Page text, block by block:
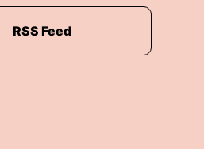
RSS Feed